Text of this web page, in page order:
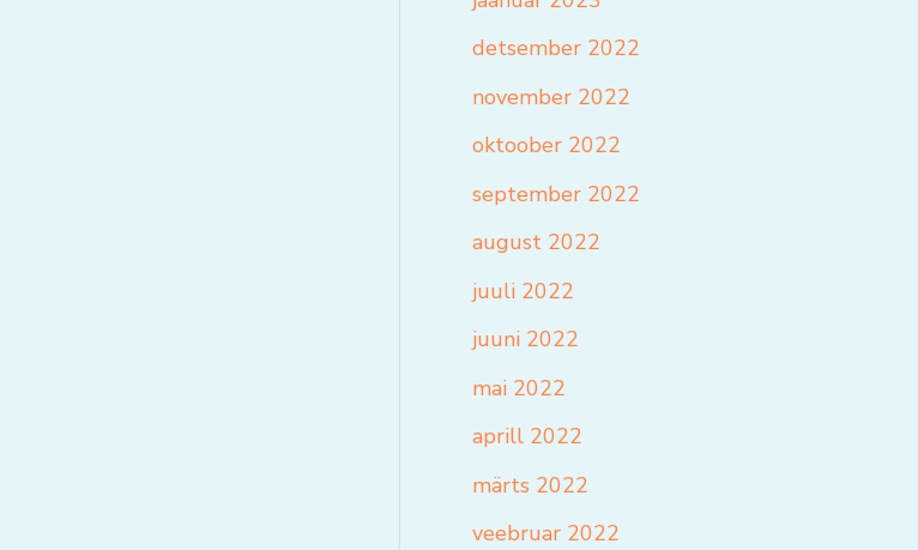
detsember 2022
november 2022
oktoober 2022
september 2022
august 2022
juuli 2022
juuni 2022
mai 2022
aprill 2022
märts 2022
veebruar 2022